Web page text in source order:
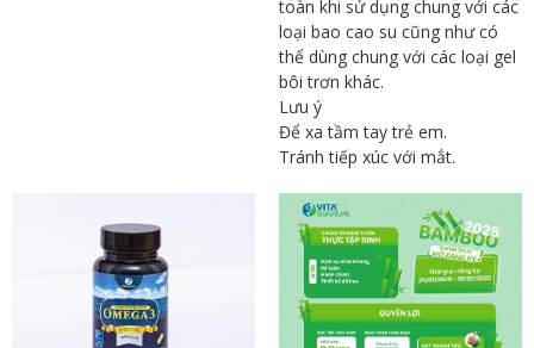
toàn khi sử dụng chung với các
loại bao cao su cũng như có
thể dùng chung với các loại gel
bôi trơn khác.
Lưu ý
Để xa tầm tay trẻ em.
Tránh tiếp xúc với mắt.